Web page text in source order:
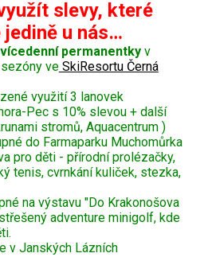
slevy, které
u nás…
permanentkyv
veSkiResortu Černá
využití 3 lanovek
Pec s 10% slevou + další
stromů, Aquacentrum )
do Farmaparku Muchomůrka
pro děti - přírodní prolézačky,
tenis, cvrnkání kuliček, stezka,
na výstavu "Do Krakonošova
adventure minigolf, kde
v Janských Lázních